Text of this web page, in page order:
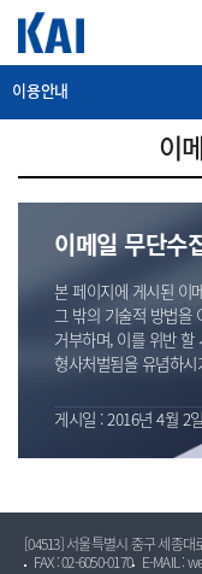
이용안내
이
이메일 무단수
본 페이지에 게시된 이
그 밖의 기술적 방법을
거부하며, 이를 위반 할
형사처벌됨을 유념하시
게시일 : 2016년 4월 2일
[04513] 서울특별시 중구 세종
FAX : 02-6050-0170
E-MAIL :